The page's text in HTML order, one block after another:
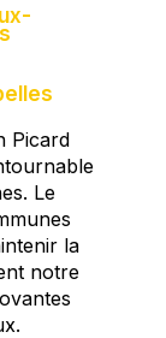
Picard
Le
la
notre